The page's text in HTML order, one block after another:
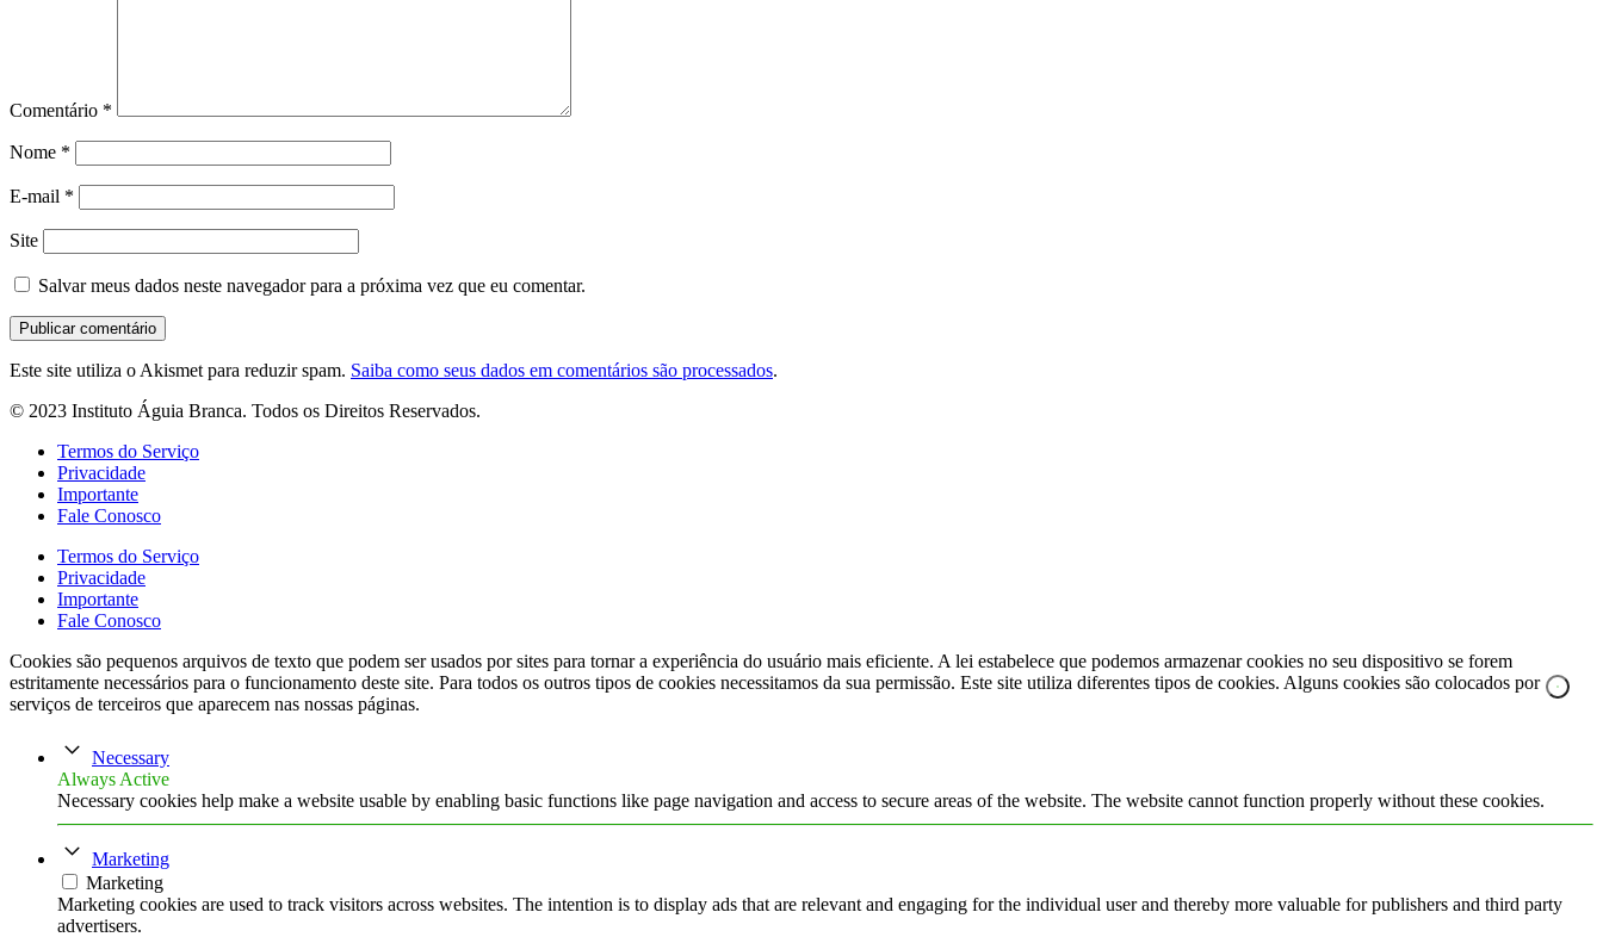
Comentário *
Nome *
E-mail *
Site
Salvar meus dados neste navegador para a próxima vez que eu comentar.
Este site utiliza o Akismet para reduzir spam. Saiba como seus dados em comentários são processados.
© 2023 Instituto Águia Branca. Todos os Direitos Reservados.
Termos do Serviço
Privacidade
Importante
Fale Conosco
Termos do Serviço
Privacidade
Importante
Fale Conosco
Cookies são pequenos arquivos de texto que podem ser usados por sites para tornar a experiência do usuário mais eficiente. A lei estabelece que podemos armazenar cookies no seu dispositivo se forem
estritamente necessários para o funcionamento deste site. Para todos os outros tipos de cookies necessitamos da sua permissão. Este site utiliza diferentes tipos de cookies. Alguns cookies são colocados por
serviços de terceiros que aparecem nas nossas páginas.
Necessary
Always Active
Necessary cookies help make a website usable by enabling basic functions like page navigation and access to secure areas of the website. The website cannot function properly without these cookies.
Marketing
Marketing
Marketing cookies are used to track visitors across websites. The intention is to display ads that are relevant and engaging for the individual user and thereby more valuable for publishers and third party
advertisers.